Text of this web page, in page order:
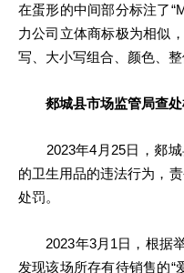
在蛋形的中间部分标注了
力公司立体商标极为相似
写、大小写组合、颜色、
郯城县市场监管局查处
2023年4月25日，郯城
的卫生用品的违法行为，
处罚。
2023年3月1日，根据举
发现该场所存有待销售的“